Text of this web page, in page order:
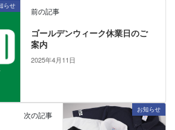
らせ
前の記事
ゴールデンウィーク休業日のご
案内
2025年4月11日
お知らせ
次の記事